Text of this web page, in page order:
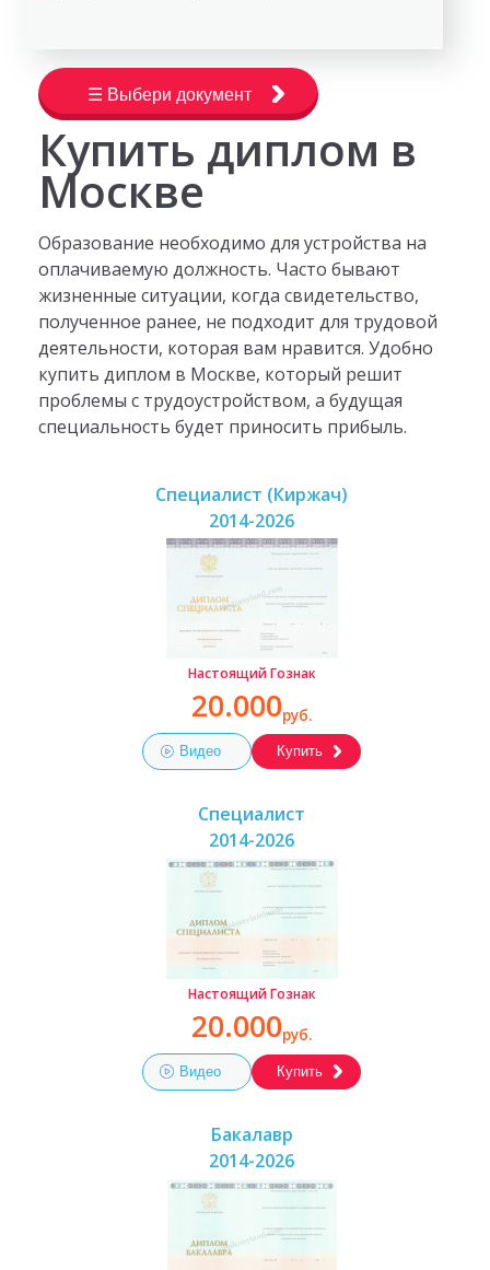
☰ Выбери документ
Купить диплом в
Москве
Образование необходимо для устройства на
оплачиваемую должность. Часто бывают
жизненные ситуации, когда свидетельство,
полученное ранее, не подходит для трудовой
деятельности, которая вам нравится. Удобно
купить диплом в Москве, который решит
проблемы с трудоустройством, а будущая
специальность будет приносить прибыль.
Специалист (Киржач)
2014-2026
Настоящий Гознак
20.000руб.
Видео Купить
Специалист
2014-2026
Настоящий Гознак
20.000руб.
Видео Купить
Бакалавр
2014-2026